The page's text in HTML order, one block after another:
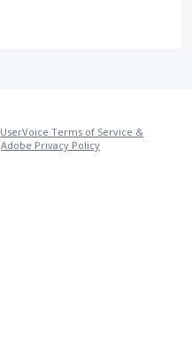
UserVoice Terms of Service &
Adobe Privacy Policy